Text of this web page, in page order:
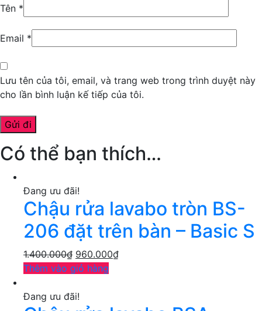
Tên *
Email *
Lưu tên của tôi, email, và trang web trong trình duyệt này
cho lần bình luận kế tiếp của tôi.
Có thể bạn thích…
Đang ưu đãi!
Chậu rửa lavabo tròn BS-
206 đặt trên bàn – Basic S
1.400.000₫ 960.000₫
Thêm vào giỏ hàng
Đang ưu đãi!